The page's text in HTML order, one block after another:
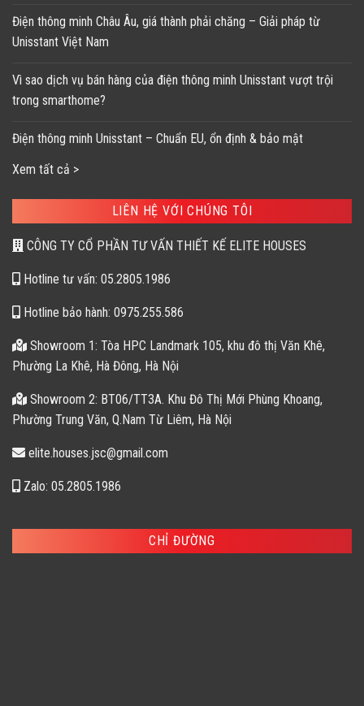
Điện thông minh Châu Âu, giá thành phải chăng – Giải pháp từ
Unisstant Việt Nam
Vì sao dịch vụ bán hàng của điện thông minh Unisstant vượt trội
trong smarthome?
Điện thông minh Unisstant – Chuẩn EU, ổn định & bảo mật
Xem tất cả >
LIÊN HỆ VỚI CHÚNG TÔI
CÔNG TY CỔ PHẦN TƯ VẤN THIẾT KẾ ELITE HOUSES
Hotline tư vấn: 05.2805.1986
Hotline bảo hành: 0975.255.586
Showroom 1: Tòa HPC Landmark 105, khu đô thị Văn Khê,
Phường La Khê, Hà Đông, Hà Nội
Showroom 2: BT06/TT3A. Khu Đô Thị Mới Phùng Khoang,
Phường Trung Văn, Q.Nam Từ Liêm, Hà Nội
elite.houses.jsc@gmail.com
Zalo: 05.2805.1986
CHỈ ĐƯỜNG